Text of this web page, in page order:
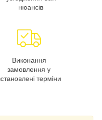
нюансів
Виконання
замовлення у
терміни